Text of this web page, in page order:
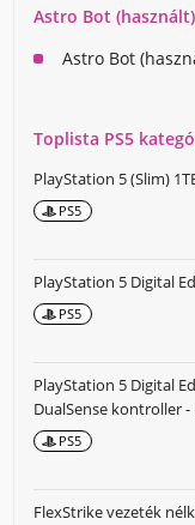
Astro Bot
Astro Bot
Toplista PS5
PlayStation 5 (Slim)
PS5
PlayStation 5 Digital
PS5
PlayStation 5 Digital
DualSense kontroller -
PS5
FlexStrike vezeték